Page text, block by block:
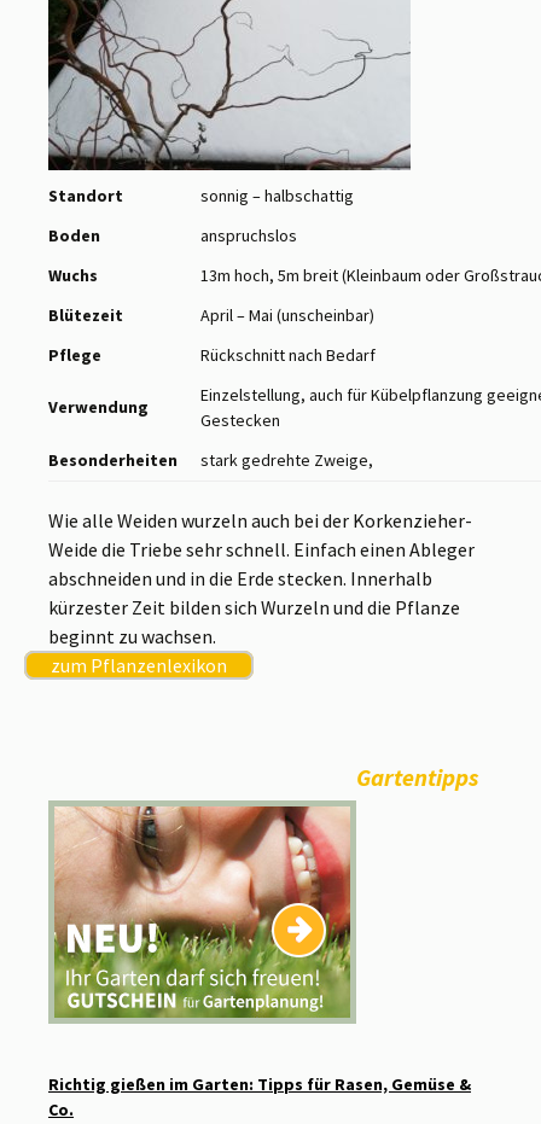
Standort
sonnig – halbschattig
Boden
anspruchslos
Wuchs
13m hoch, 5m breit (Kleinbaum oder
Blütezeit
April – Mai (unscheinbar)
Pflege
Rückschnitt nach Bedarf
Verwendung
Einzelstellung, auch für Kübelpflanzung
Gestecken
Besonderheiten
stark gedrehte Zweige,
Wie alle Weiden wurzeln auch bei der Korkenzieher-
Weide die Triebe sehr schnell. Einfach einen Ableger
abschneiden und in die Erde stecken. Innerhalb
kürzester Zeit bilden sich Wurzeln und die Pflanze
beginnt zu wachsen.
zum Pflanzenlexikon
Gartentipps
Richtig gießen im Garten: Tipps für Rasen, Gemüse &
Co.